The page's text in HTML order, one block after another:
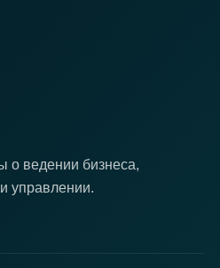
о ведении бизнеса,
управлении.